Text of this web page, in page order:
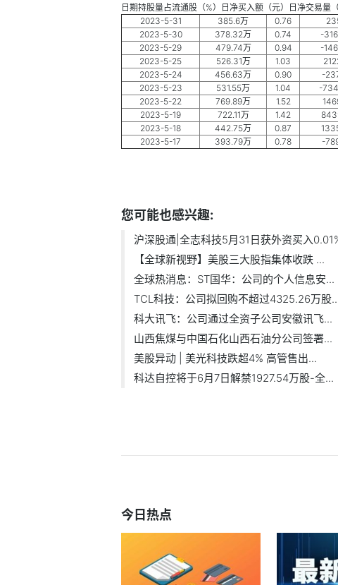
日期持股量占流通股（%）日净买入额（元）日净交易量
2023-5-31
385.6万 0.76
2023-5-30
378.32万 0.74 -
2023-5-29
479.74万 0.94 -
2023-5-25
526.31万 1.03
2023-5-24
456.63万 0.90 -
2023-5-23
531.55万 1.04 -
2023-5-22
769.89万 1.52
2023-5-19
722.11万 1.42
2023-5-18
442.75万 0.87
2023-5-17
393.79万 0.78 -
您可能也感兴趣:
沪深股通|全志科技5月31日获外资买入
【全球新视野】美股三大股指集体收跌 ...
全球热消息：ST国华：公司的个人信息安...
TCL科技：公司拟回购不超过4325.26万股
科大讯飞：公司通过全资子公司安徽讯飞...
山西焦煤与中国石化山西石油分公司签署...
美股异动 | 美光科技跌超4% 高管售出...
科达自控将于6月7日解禁1927.54万股-全...
今日热点